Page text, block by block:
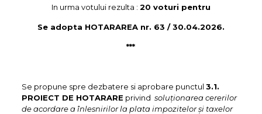
In urma votului rezulta : 20 voturi pentru
Se adopta HOTARAREA nr. 63 / 30.04.2026.
***
Se propune spre dezbatere si aprobare punctul 3.1.
PROIECT DE HOTARARE privind soluționarea cererilor
de acordare a înlesnirilor la plata impozitelor și taxelor